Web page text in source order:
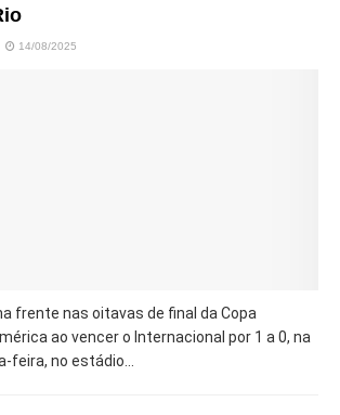
14/08/2025
frente nas oitavas de final da Copa
ao vencer o Internacional por 1 a 0, na
no estádio...